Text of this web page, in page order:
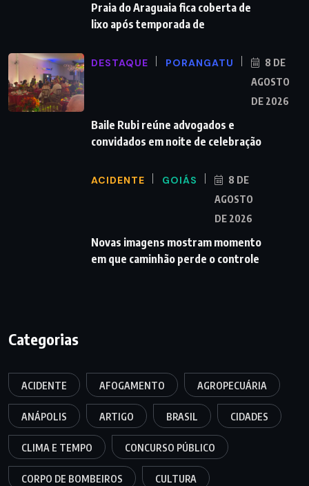
Praia do Araguaia fica coberta de
lixo após temporada de
DESTAQUE PORANGATU
8 DE
AGOSTO
DE 2026
Baile Rubi reúne advogados e
convidados em noite de celebração
ACIDENTE GOIÁS
8 DE
AGOSTO
DE 2026
Novas imagens mostram momento
em que caminhão perde o controle
Categorias
ACIDENTE AFOGAMENTO AGROPECUÁRIA
ANÁPOLIS ARTIGO BRASIL CIDADES
CLIMA E TEMPO CONCURSO PÚBLICO
CORPO DE BOMBEIROS CULTURA